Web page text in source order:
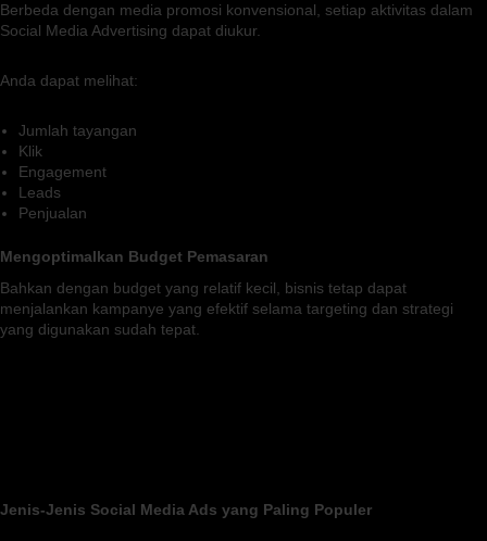
Berbeda dengan media promosi konvensional, setiap aktivitas dalam
Social Media Advertising dapat diukur.
Anda dapat melihat:
Jumlah tayangan
Klik
Engagement
Leads
Penjualan
Mengoptimalkan Budget Pemasaran
Bahkan dengan budget yang relatif kecil, bisnis tetap dapat
menjalankan kampanye yang efektif selama targeting dan strategi
yang digunakan sudah tepat.
Jenis-Jenis Social Media Ads yang Paling Populer